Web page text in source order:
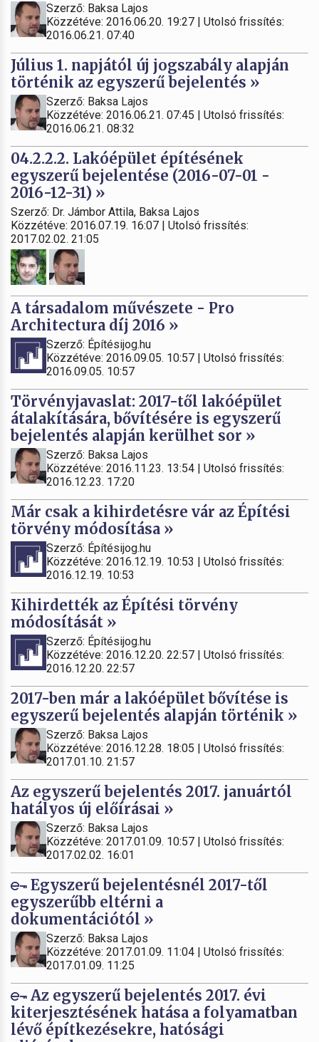
Szerző: Baksa Lajos
Közzétéve: 2016.06.20. 19:27 | Utolsó frissítés:
2016.06.21. 07:40
Július 1. napjától új jogszabály alapján
történik az egyszerű bejelentés »
Szerző: Baksa Lajos
Közzétéve: 2016.06.21. 07:45 | Utolsó frissítés:
2016.06.21. 08:32
04.2.2.2. Lakóépület építésének
egyszerű bejelentése (2016-07-01 -
2016-12-31) »
Szerző: Dr. Jámbor Attila, Baksa Lajos
Közzétéve: 2016.07.19. 16:07 | Utolsó frissítés:
2017.02.02. 21:05
A társadalom művészete - Pro
Architectura díj 2016 »
Szerző: Építésijog.hu
Közzétéve: 2016.09.05. 10:57 | Utolsó frissítés:
2016.09.05. 10:57
Törvényjavaslat: 2017-től lakóépület
átalakítására, bővítésére is egyszerű
bejelentés alapján kerülhet sor »
Szerző: Baksa Lajos
Közzétéve: 2016.11.23. 13:54 | Utolsó frissítés:
2016.12.23. 17:20
Már csak a kihirdetésre vár az Építési
törvény módosítása »
Szerző: Építésijog.hu
Közzétéve: 2016.12.19. 10:53 | Utolsó frissítés:
2016.12.19. 10:53
Kihirdették az Építési törvény
módosítását »
Szerző: Építésijog.hu
Közzétéve: 2016.12.20. 22:57 | Utolsó frissítés:
2016.12.20. 22:57
2017-ben már a lakóépület bővítése is
egyszerű bejelentés alapján történik »
Szerző: Baksa Lajos
Közzétéve: 2016.12.28. 18:05 | Utolsó frissítés:
2017.01.10. 21:57
Az egyszerű bejelentés 2017. januártól
hatályos új előírásai »
Szerző: Baksa Lajos
Közzétéve: 2017.01.09. 10:57 | Utolsó frissítés:
2017.02.02. 16:01
Egyszerű bejelentésnél 2017-től
egyszerűbb eltérni a
dokumentációtól »
Szerző: Baksa Lajos
Közzétéve: 2017.01.09. 11:04 | Utolsó frissítés:
2017.01.09. 11:25
Az egyszerű bejelentés 2017. évi
kiterjesztésének hatása a folyamatban
lévő építkezésekre, hatósági